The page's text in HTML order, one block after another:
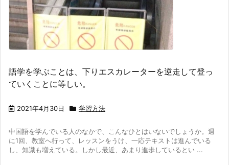
語学を学ぶことは、下りエスカレーターを逆走して登っ
ていくことに等しい。
2021年4月30日 学習方法
中国語を学んでいる人のなかで、こんなひとはいないでしょうか。 週
に1回、教室へ行って、レッスンをうけ、一応テキストは進んでいる
し、知識も増えている。しかし最近、あまり進歩しているとい ...